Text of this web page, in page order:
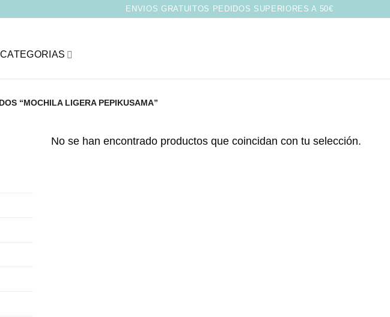
ENVIOS GRATUITOS PEDIDOS SUPERIORES A 50€
CATEGORIAS
“MOCHILA LIGERA PEPIKUSAMA”
No se han encontrado productos que coincidan con tu selección.